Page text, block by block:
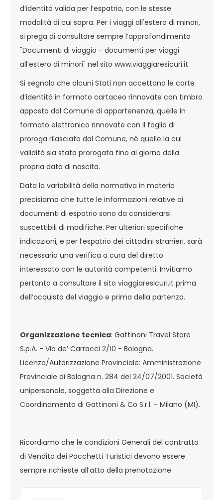
d’identità valida per l’espatrio, con le stesse
modalità di cui sopra. Per i viaggi all'estero di minori,
si prega di consultare sempre l’approfondimento
"Documenti di viaggio - documenti per viaggi
all’estero di minori" nel sito www.viaggiaresicuri.it
Si segnala che alcuni Stati non accettano le carte
d’identità in formato cartaceo rinnovate con timbro
apposto dal Comune di appartenenza, quelle in
formato elettronico rinnovate con il foglio di
proroga rilasciato dal Comune, né quelle la cui
validità sia stata prorogata fino al giorno della
propria data di nascita.
Data la variabilità della normativa in materia
precisiamo che tutte le informazioni relative ai
documenti di espatrio sono da considerarsi
suscettibili di modifiche. Per ulteriori specifiche
indicazioni, e per l’espatrio dei cittadini stranieri, sarà
necessaria una verifica a cura del diretto
interessato con le autorità competenti. Invitiamo
pertanto a consultare il sito viaggiaresicuri.it prima
dell’acquisto del viaggio e prima della partenza.
Organizzazione tecnica: Gattinoni Travel Store
S.p.A. - Via de’ Carracci 2/10 - Bologna.
Licenza/Autorizzazione Provinciale: Amministrazione
Provinciale di Bologna n. 284 del 24/07/2001. Società
unipersonale, soggetta alla Direzione e
Coordinamento di Gattinoni & Co S.r.l. - Milano (MI).
Ricordiamo che le condizioni Generali del contratto
di Vendita dei Pacchetti Turistici devono essere
sempre richieste all’atto della prenotazione.